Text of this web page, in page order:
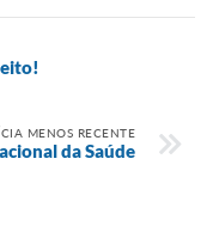
MENOS RECENTE
da Saúde